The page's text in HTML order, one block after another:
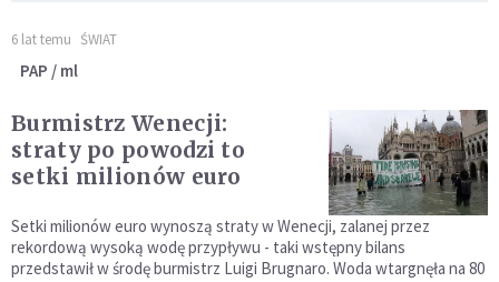
6 lat temu ŚWIAT
PAP / ml
Burmistrz Wenecji:
straty po powodzi to
setki milionów euro
Setki milionów euro wynoszą straty w Wenecji, zalanej przez
rekordową wysoką wodę przypływu - taki wstępny bilans
przedstawił w środę burmistrz Luigi Brugnaro. Woda wtargnęła na 80